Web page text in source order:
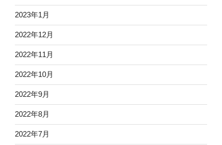
2023年1月
2022年12月
2022年11月
2022年10月
2022年9月
2022年8月
2022年7月